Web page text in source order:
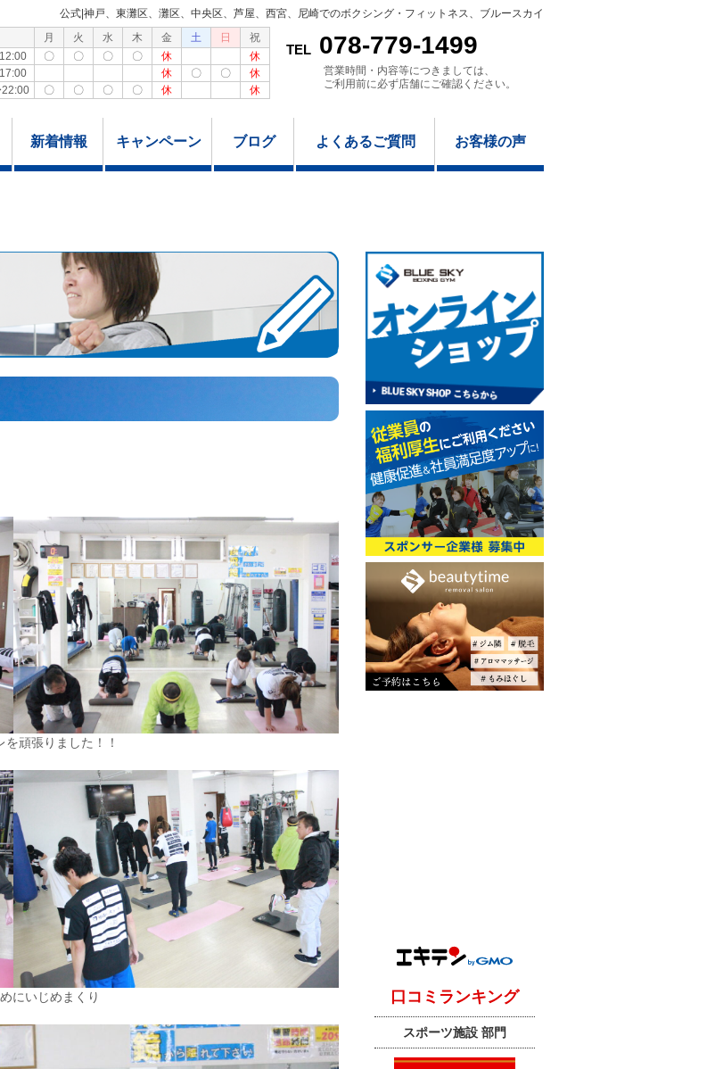
公式|神戸、東灘区、灘区、中央区、芦屋、西宮、尼崎でのボクシング・フィットネス、ブルースカイ
月
火 水 木 金 土 日
祝
〇 〇 〇 〇 休
休
休 〇 〇
休
22:00
〇 〇 〇 〇 休 休
TEL 078-779-1499
営業時間・内容等につきましては、
ご利用前に必ず店舗にご確認ください。
新着情報 キャンペーン ブログ よくあるご質問 お客様の声
頑張りました！！
にいじめまくり